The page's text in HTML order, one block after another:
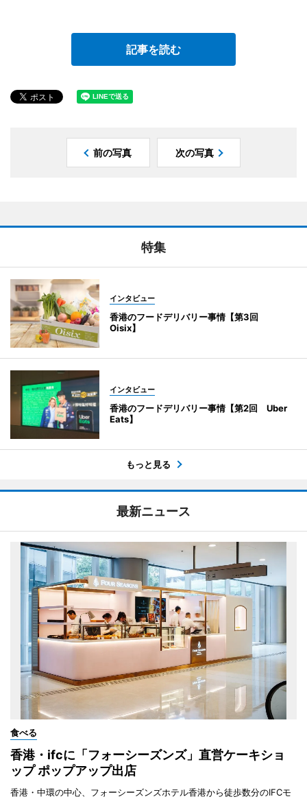
記事を読む
前の写真 次の写真
特集
インタビュー
香港のフードデリバリー事情【第3回
Oisix】
インタビュー
香港のフードデリバリー事情【第2回 Uber
Eats】
もっと見る
最新ニュース
食べる
香港・ifcに「フォーシーズンズ」直営ケーキショ
ップ ポップアップ出店
香港・中環の中心、フォーシーズンズホテル香港から徒歩数分のIFCモ